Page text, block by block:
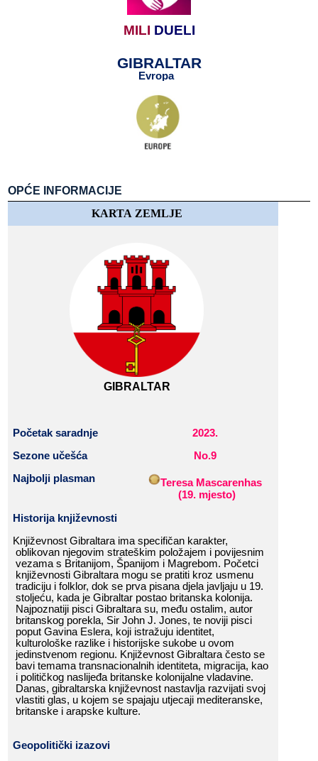
MILI DUELI
GIBRALTAR
Evropa​​
OPĆE​​ INFORMACIJE
KARTA​​ ZEMLJE
GIBRALTAR
Početak ​​saradnje 2023.
Sezone​​ učešća
No.9
Najbolji​​ plasman
Teresa​​ Mascarenhas
(19.​​ mjesto)
Historija​​ književnosti
Književnost​​ Gibraltara​​ ima​​ specifičan​​ karakter,​​
oblikovan​​ njegovim​​ strateškim​​ položajem​​ i​​ povijesnim​​
vezama​​ s​​ Britanijom,​​ Španijom​​ i​​ Magrebom.​​ Početci​​
književnosti​​ Gibraltara​​ mogu​​ se​​ pratiti​​ kroz​​ usmenu​​
tradiciju​​ i​​ folklor,​​ dok​​ se​​ prva​​ pisana​​ djela​​ javljaju​​ u​​ 19.​​
stoljeću,​​ kada​​ je​​ Gibraltar​​ postao​​ britanska​​ kolonija.​​
Najpoznatiji​​ pisci​​ Gibraltara​​ su,​​ među​​ ostalim,​​ autor​​
britanskog​​ porekla,​​ Sir​​ John​​ J.​​ Jones,​​ te​​ noviji​​ pisci​​
poput​​ Gavina​​ Eslera,​​ koji​​ istražuju​​ identitet,​​
kulturološke​​ razlike​​ i​​ historijske ​​ sukobe​​ u​​ ovom​​
jedinstvenom​​ regionu.​​ Književnost​​ Gibraltara​​ često​​ se​​
bavi​​ temama​​ transnacionalnih​​ identiteta,​​ migracija,​​ kao​​
i​​ političkog​​ naslijeđa​​ britanske​​ kolonijalne​​ vladavine.​​
Danas,​​ gibraltarska​​ književnost​​ nastavlja​​ razvijati​​ svoj​​
vlastiti​​ glas,​​ u​​ kojem​​ se​​ spajaju​​ utjecaji​​ mediteranske,​​
britanske​​ i​​ arapske​​ kulture.
Geopolitički​​ izazovi